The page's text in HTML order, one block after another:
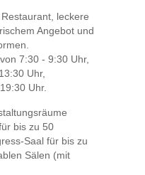
leckere
Angebot und
7:30 - 9:30 Uhr,
Uhr,
Uhr.
bis zu 50
Saal für bis zu
Sälen (mit